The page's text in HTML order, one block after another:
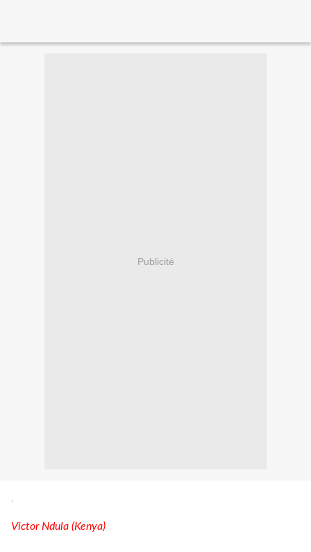
Publicité
Victor Ndula (Kenya)